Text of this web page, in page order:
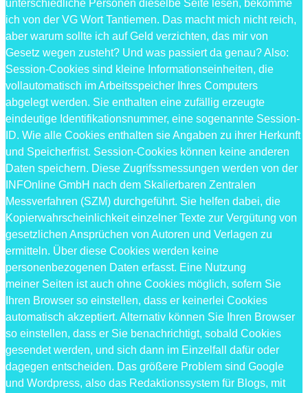
unterschiedliche Personen dieselbe Seite lesen, bekomme
ich von der VG Wort Tantiemen. Das macht mich nicht reich,
aber warum sollte ich auf Geld verzichten, das mir von
Gesetz wegen zusteht? Und was passiert da genau? Also:
Session-Cookies sind kleine Informationseinheiten, die
vollautomatisch im Arbeitsspeicher Ihres Computers
abgelegt werden. Sie enthalten eine zufällig erzeugte
eindeutige Identifikationsnummer, eine sogenannte Session-
ID. Wie alle Cookies enthalten sie Angaben zu ihrer Herkunft
und Speicherfrist. Session-Cookies können keine anderen
Daten speichern. Diese Zugrifssmessungen werden von der
INFOnline GmbH nach dem Skalierbaren Zentralen
Messverfahren (SZM) durchgeführt. Sie helfen dabei, die
Kopierwahrscheinlichkeit einzelner Texte zur Vergütung von
gesetzlichen Ansprüchen von Autoren und Verlagen zu
ermitteln. Über diese Cookies werden keine
personenbezogenen Daten erfasst. Eine Nutzung
meiner Seiten ist auch ohne Cookies möglich, sofern Sie
Ihren Browser so einstellen, dass er keinerlei Cookies
automatisch akzeptiert. Alternativ können Sie Ihren Browser
so einstellen, dass er Sie benachrichtigt, sobald Cookies
gesendet werden, und sich dann im Einzelfall dafür oder
dagegen entscheiden. Das größere Problem sind Google
und Wordpress, also das Redaktionssystem für Blogs, mit